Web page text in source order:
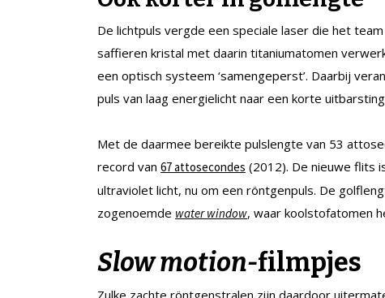
De lichtpuls vergde een speciale laser die het
saffieren kristal met daarin titaniumatomen
een optisch systeem ‘samengeperst’. Daarbij
puls van laag energielicht naar een korte
Met de daarmee bereikte pulslengte van 53
record van 67 attosecondes (2012). De nieuwe flits
ultraviolet licht, nu om een röntgenpuls. De
zogenoemde water window, waar koolstofatomen
Slow motion-filmpjes
Zulke zachte röntgenstralen zijn daardoor